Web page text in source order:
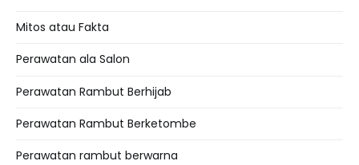
Mitos atau Fakta
Perawatan ala Salon
Perawatan Rambut Berhijab
Perawatan Rambut Berketombe
Perawatan rambut berwarna